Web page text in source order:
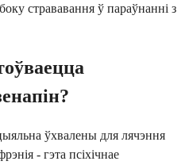
стрававання ў параўнанні з
ўхвалены для лячэння
- гэта псіхічнае